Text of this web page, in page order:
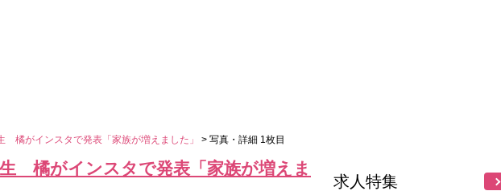
橘がインスタで発表「家族が増えました」 > 写真・詳細 1枚目
橘がインスタで発表「家族が増えま
求人特集